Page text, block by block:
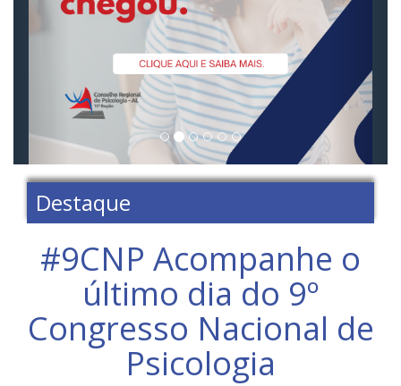
Destaque
‪#‎9CNP‬ Acompanhe o
último dia do 9º
Congresso Nacional de
Psicologia